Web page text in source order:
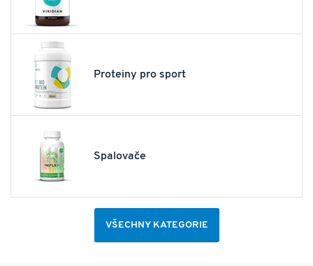
Proteiny pro sport
Spalovače
VŠECHNY KATEGORIE